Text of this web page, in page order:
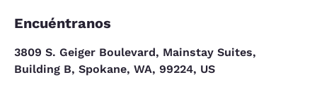
Encuéntranos
3809 S. Geiger Boulevard, Mainstay Suites,
Building B, Spokane, WA, 99224, US